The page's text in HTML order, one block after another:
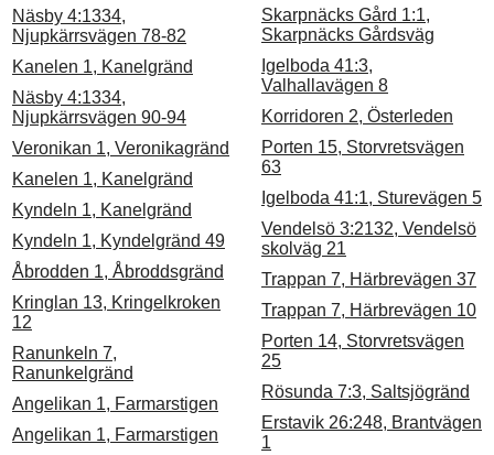
Näsby 4:1334,
Njupkärrsvägen 78-82
Kanelen 1, Kanelgränd
Näsby 4:1334,
Njupkärrsvägen 90-94
Veronikan 1, Veronikagränd
Kanelen 1, Kanelgränd
Kyndeln 1, Kanelgränd
Kyndeln 1, Kyndelgränd 49
Åbrodden 1, Åbroddsgränd
Kringlan 13, Kringelkroken
12
Ranunkeln 7,
Ranunkelgränd
Angelikan 1, Farmarstigen
Angelikan 1, Farmarstigen
Skarpnäcks Gård 1:1,
Skarpnäcks Gårdsväg
Igelboda 41:3,
Valhallavägen 8
Korridoren 2, Österleden
Porten 15, Storvretsvägen
63
Igelboda 41:1, Sturevägen 5
Vendelsö 3:2132, Vendelsö
skolväg 21
Trappan 7, Härbrevägen 37
Trappan 7, Härbrevägen 10
Porten 14, Storvretsvägen
25
Rösunda 7:3, Saltsjögränd
Erstavik 26:248, Brantvägen
1